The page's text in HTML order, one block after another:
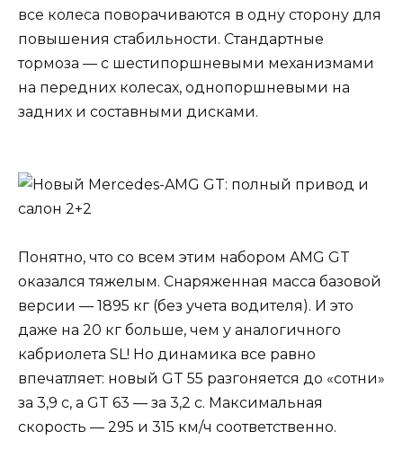
все колеса поворачиваются в одну сторону для
повышения стабильности. Стандартные
тормоза — с шестипоршневыми механизмами
на передних колесах, однопоршневыми на
задних и составными дисками.
Понятно, что со всем этим набором AMG GT
оказался тяжелым. Снаряженная масса базовой
версии — 1895 кг (без учета водителя). И это
даже на 20 кг больше, чем у аналогичного
кабриолета SL! Но динамика все равно
впечатляет: новый GT 55 разгоняется до «сотни»
за 3,9 с, а GT 63 — за 3,2 с. Максимальная
скорость — 295 и 315 км/ч соответственно.